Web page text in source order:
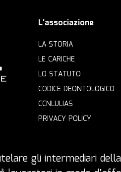
L'associazione
LA STORIA
LE CARICHE
LO STATUTO
CODICE DEONTOLOGICO
CCNLULIAS
PRIVACY POLICY
gli intermediari